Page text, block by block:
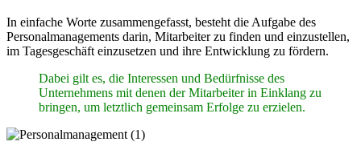
In einfache Worte zusammengefasst, besteht die Aufgabe des
Personalmanagements darin, Mitarbeiter zu finden und einzustellen,
im Tagesgeschäft einzusetzen und ihre Entwicklung zu fördern.
Dabei gilt es, die Interessen und Bedürfnisse des
Unternehmens mit denen der Mitarbeiter in Einklang zu
bringen, um letztlich gemeinsam Erfolge zu erzielen.